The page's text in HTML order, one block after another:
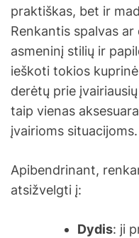
praktiškas, bet ir
Renkantis spalvas
asmeninį stilių ir
ieškoti tokios
derėtų prie
taip vienas
įvairioms situacijoms.
Apibendrinant,
atsižvelgti į:
Dydis: ji